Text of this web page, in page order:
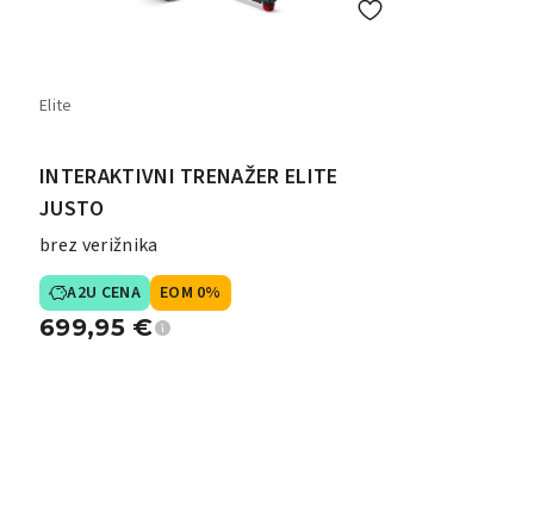
Elite
INTERAKTIVNI TRENAŽER ELITE
JUSTO
brez verižnika
A2U CENA EOM 0%
699,95 €